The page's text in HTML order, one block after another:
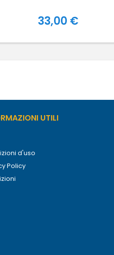
Prezzo
33,00 €
UTILI
d'uso
Policy